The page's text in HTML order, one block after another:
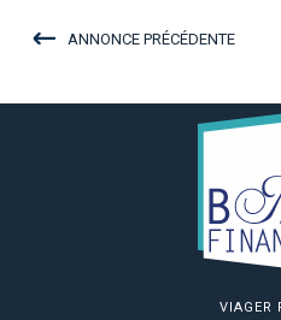
ANNONCE PRÉCÉDENTE
VIAGER